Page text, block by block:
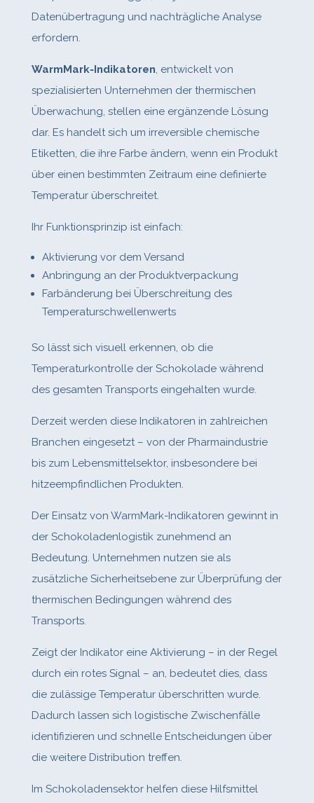
Datenübertragung und nachträgliche Analyse
erfordern.
WarmMark‑Indikatoren, entwickelt von
spezialisierten Unternehmen der thermischen
Überwachung, stellen eine ergänzende Lösung
dar. Es handelt sich um irreversible chemische
Etiketten, die ihre Farbe ändern, wenn ein Produkt
über einen bestimmten Zeitraum eine definierte
Temperatur überschreitet.
Ihr Funktionsprinzip ist einfach:
Aktivierung vor dem Versand
Anbringung an der Produktverpackung
Farbänderung bei Überschreitung des
Temperaturschwellenwerts
So lässt sich visuell erkennen, ob die
Temperaturkontrolle der Schokolade während
des gesamten Transports eingehalten wurde.
Derzeit werden diese Indikatoren in zahlreichen
Branchen eingesetzt – von der Pharmaindustrie
bis zum Lebensmittelsektor, insbesondere bei
hitzeempfindlichen Produkten.
Der Einsatz von WarmMark‑Indikatoren gewinnt in
der Schokoladenlogistik zunehmend an
Bedeutung. Unternehmen nutzen sie als
zusätzliche Sicherheitsebene zur Überprüfung der
thermischen Bedingungen während des
Transports.
Zeigt der Indikator eine Aktivierung – in der Regel
durch ein rotes Signal – an, bedeutet dies, dass
die zulässige Temperatur überschritten wurde.
Dadurch lassen sich logistische Zwischenfälle
identifizieren und schnelle Entscheidungen über
die weitere Distribution treffen.
Im Schokoladensektor helfen diese Hilfsmittel